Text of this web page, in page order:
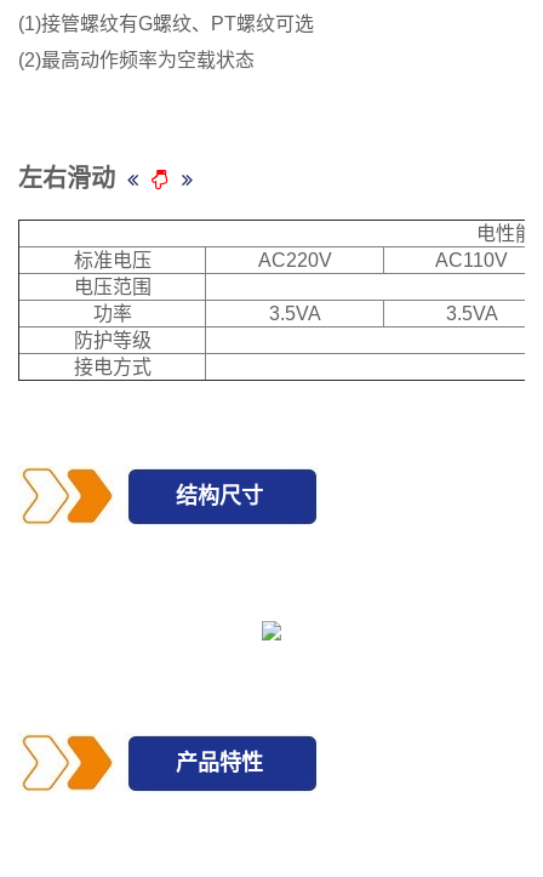
(1)接管螺纹有G螺纹、PT螺纹可选
(2)最高动作频率为空载状态
左右滑动
电性能
标准电压
AC220V
AC110V
电压范围
功率
3.5VA
3.5VA
防护等级
接电方式
结构尺寸
产品特性